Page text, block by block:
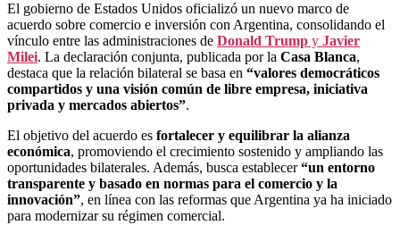
El gobierno de Estados Unidos oficializó un nuevo marco de
acuerdo sobre comercio e inversión con Argentina, consolidando el
vínculo entre las administraciones de Donald Trump y Javier
Milei. La declaración conjunta, publicada por la Casa Blanca,
destaca que la relación bilateral se basa en “valores democráticos
compartidos y una visión común de libre empresa, iniciativa
privada y mercados abiertos”.
El objetivo del acuerdo es fortalecer y equilibrar la alianza
económica, promoviendo el crecimiento sostenido y ampliando las
oportunidades bilaterales. Además, busca establecer“un entorno
transparente y basado en normas para el comercio y la
innovación”, en línea con las reformas que Argentina ya ha iniciado
para modernizar su régimen comercial.